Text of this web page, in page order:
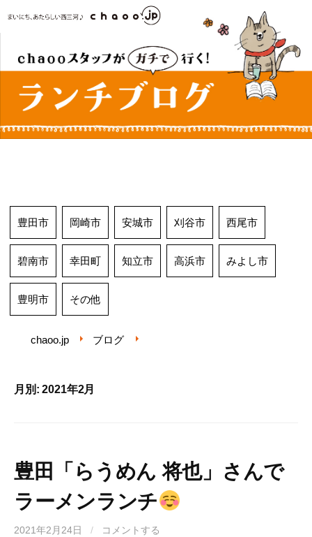
キ
豊田市 岡崎市 安城市 刈谷市 西尾市
碧南市 幸田町 知立市 高浜市 みよし市
豊明市 その他
chaoo.jp ブログ
月別: 2021年2月
豊田「らうめん 将也」さんで
ラーメンランチ
2021年2月24日 / コメントする